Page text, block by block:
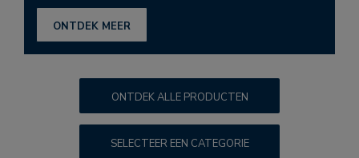
ONTDEK MEER
ONTDEK ALLE PRODUCTEN
SELECTEER EEN CATEGORIE